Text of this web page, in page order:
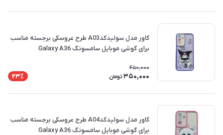
کاور مدل سولیدکدA03 طرح عروسکی برجسته مناسب
برای گوشی موبایل سامسونگ Galaxy A36
450,000
350,000 تومان 23٪
کاور مدل سولیدکدA04 طرح عروسکی برجسته مناسب
برای گوشی موبایل سامسونگ Galaxy A36